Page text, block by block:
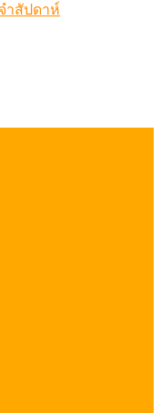
ำสัปดาห์